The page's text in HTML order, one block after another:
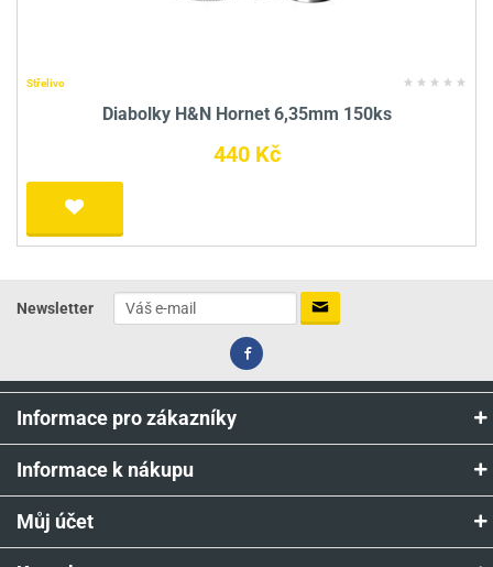
Střelivo
Diabolky H&N Hornet 6,35mm 150ks
440 Kč
Newsletter
Informace pro zákazníky
Informace k nákupu
Můj účet